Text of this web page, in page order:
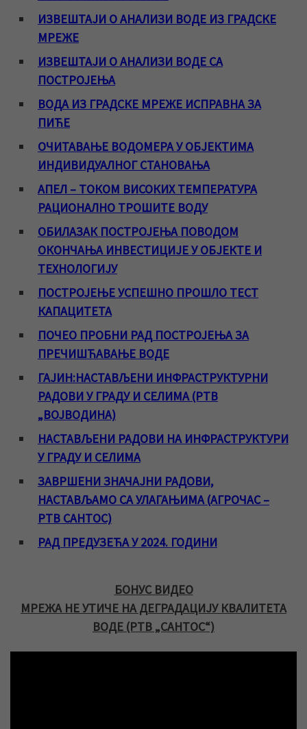
ИЗВЕШТАЈИ О АНАЛИЗИ ВОДЕ ИЗ ГРАДСКЕ
МРЕЖЕ
ИЗВЕШТАЈИ О АНАЛИЗИ ВОДЕ СА
ПОСТРОЈЕЊА
ВОДА ИЗ ГРАДСКЕ МРЕЖЕ ИСПРАВНА ЗА
ПИЋЕ
ОЧИТАВАЊЕ ВОДОМЕРА У ОБЈЕКТИМА
ИНДИВИДУАЛНОГ СТАНОВАЊА
АПЕЛ – ТОКОМ ВИСОКИХ ТЕМПЕРАТУРА
РАЦИОНАЛНО ТРОШИТЕ ВОДУ
ОБИЛАЗАК ПОСТРОЈЕЊА ПОВОДОМ
ОКОНЧАЊА ИНВЕСТИЦИЈЕ У ОБЈЕКТЕ И
ТЕХНОЛОГИЈУ
ПОСТРОЈЕЊЕ УСПЕШНО ПРОШЛО ТЕСТ
КАПАЦИТЕТА
ПОЧЕО ПРОБНИ РАД ПОСТРОЈЕЊА ЗА
ПРЕЧИШЋАВАЊЕ ВОДЕ
ГАЈИН:НАСТАВЉЕНИ ИНФРАСТРУКТУРНИ
РАДОВИ У ГРАДУ И СЕЛИМА (РТВ
„ВОЈВОДИНА)
НАСТАВЉЕНИ РАДОВИ НА ИНФРАСТРУКТУРИ
У ГРАДУ И СЕЛИМА
ЗАВРШЕНИ ЗНАЧАЈНИ РАДОВИ,
НАСТАВЉАМО СА УЛАГАЊИМА (АГРОЧАС –
РТВ САНТОС)
РАД ПРЕДУЗЕЋА У 2024. ГОДИНИ
БОНУС ВИДЕО
МРЕЖА НЕ УТИЧЕ НА ДЕГРАДАЦИЈУ КВАЛИТЕТА
ВОДЕ (РТВ „САНТОС“)